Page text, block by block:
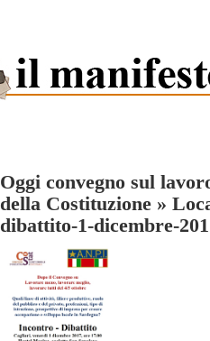
Oggi convegno sul
della Costituzione »
dibattito-1-dicembre-